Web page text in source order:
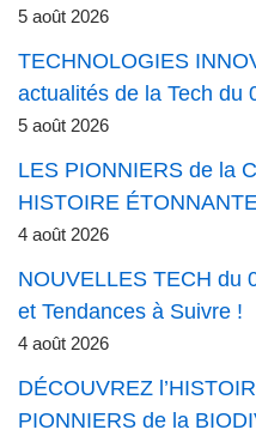
5 août 2026
TECHNOLOGIES
actualités de la Tech du
5 août 2026
LES PIONNIERS de la
HISTOIRE
4 août 2026
NOUVELLES TECH du
et Tendances à Suivre !
4 août 2026
DÉCOUVREZ
PIONNIERS de la